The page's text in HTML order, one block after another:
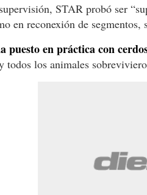
STAR probó ser
en reconexión de segmentos,
puesto en práctica con
todos los animales